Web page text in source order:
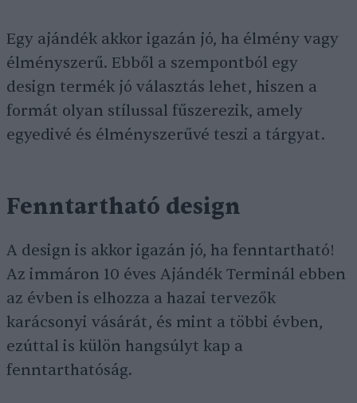
Egy ajándék akkor igazán jó, ha élmény vagy
élményszerű. Ebből a szempontból egy
design termék jó választás lehet, hiszen a
formát olyan stílussal fűszerezik, amely
egyedivé és élményszerűvé teszi a tárgyat.
Fenntartható design
A design is akkor igazán jó, ha fenntartható!
Az immáron 10 éves Ajándék Terminál ebben
az évben is elhozza a hazai tervezők
karácsonyi vásárát, és mint a többi évben,
ezúttal is külön hangsúlyt kap a
fenntarthatóság.